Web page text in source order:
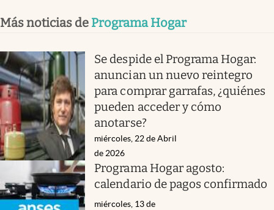
Más noticias de Programa Hogar
Se despide el Programa Hogar:
anuncian un nuevo reintegro
para comprar garrafas, ¿quiénes
pueden acceder y cómo
anotarse?
miércoles, 22 de Abril
de 2026
Programa Hogar agosto:
calendario de pagos confirmado
miércoles, 13 de